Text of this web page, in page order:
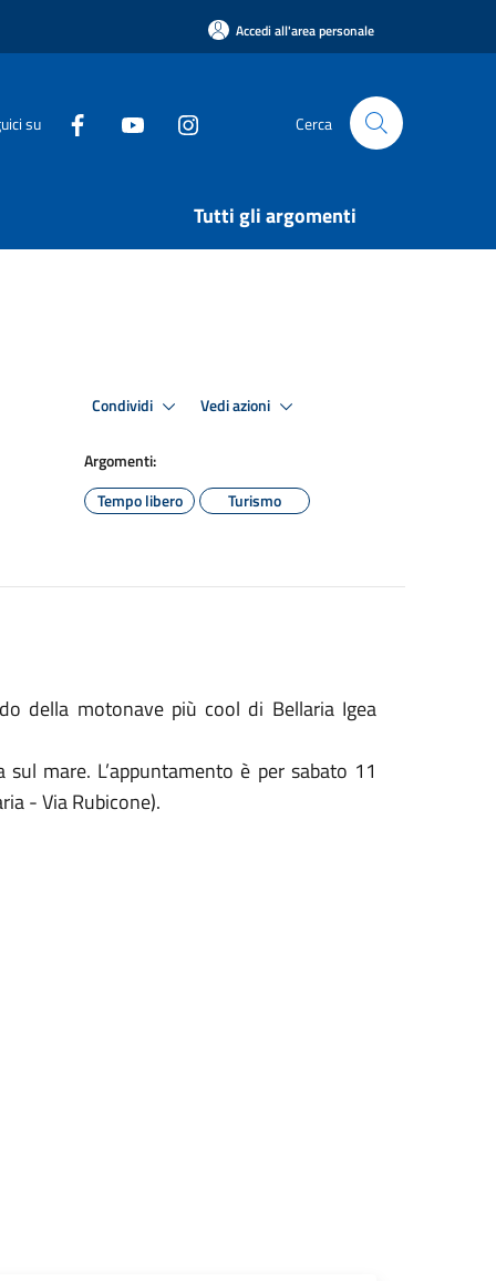
Accedi all'area personale
su Cerca
Tutti gli argomenti
Condividi Vedi azioni
Argomenti:
Tempo libero
Turismo
della motonave più cool di Bellaria Igea
mare. L’appuntamento è per sabato 11
- Via Rubicone).